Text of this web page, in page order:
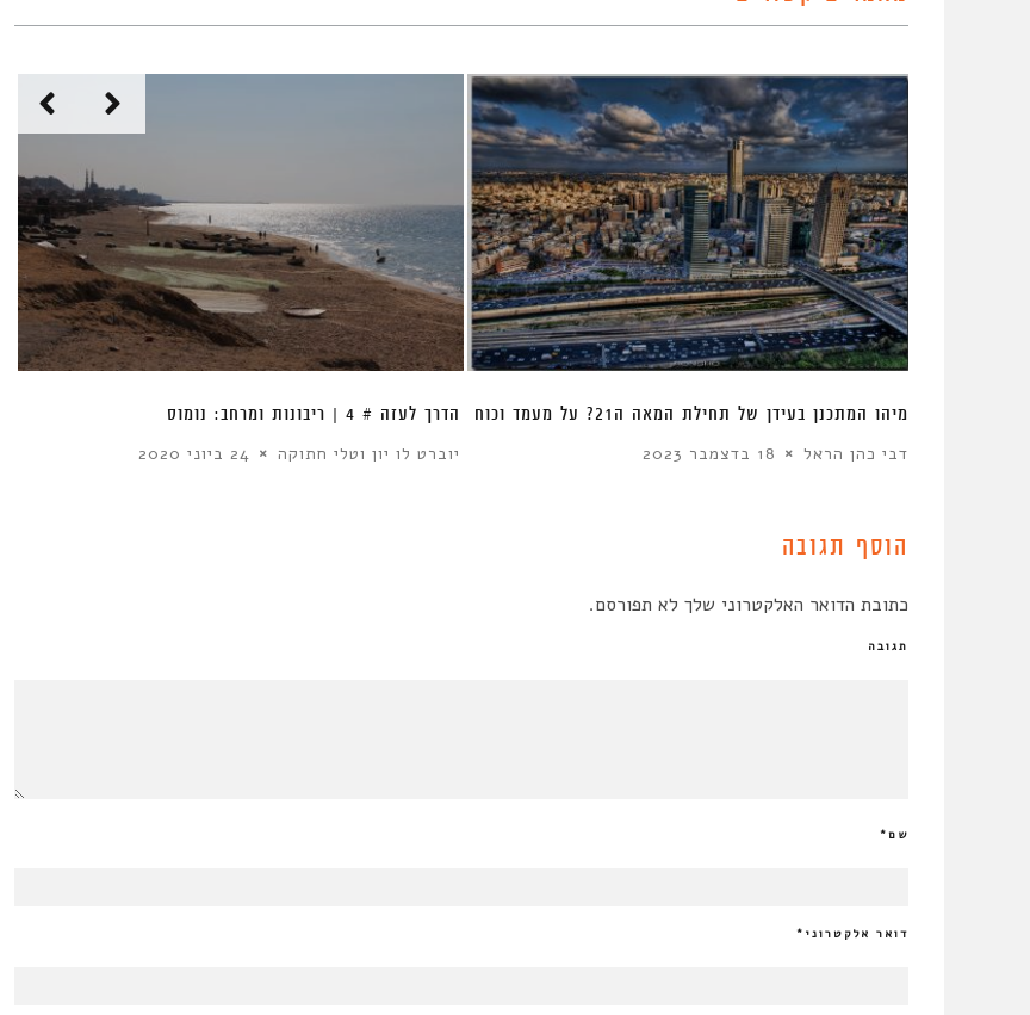
הדרך לעזה # 4 | ריבונות ומרחב: נומוס
יוברט לו יון וטלי חתוקה 24 ביוני 2020
מיהו המתכנן בעידן של תחילת המאה ה21? על מעמד וכוח
דבי כהן הראל 18 בדצמבר 2023
הוסף תגובה
כתובת הדואר האלקטרוני שלך לא תפורסם.
תגובה
שם*
דואר אלקטרוני *